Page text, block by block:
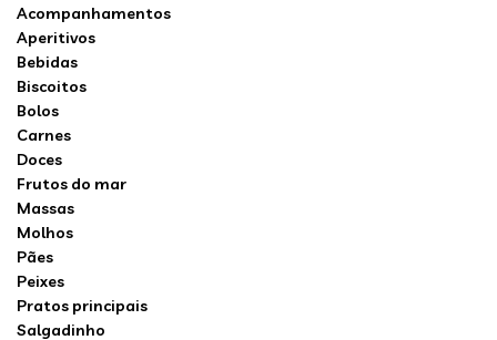
Acompanhamentos
Aperitivos
Bebidas
Biscoitos
Bolos
Carnes
Doces
Frutos do mar
Massas
Molhos
Pães
Peixes
Pratos principais
Salgadinho